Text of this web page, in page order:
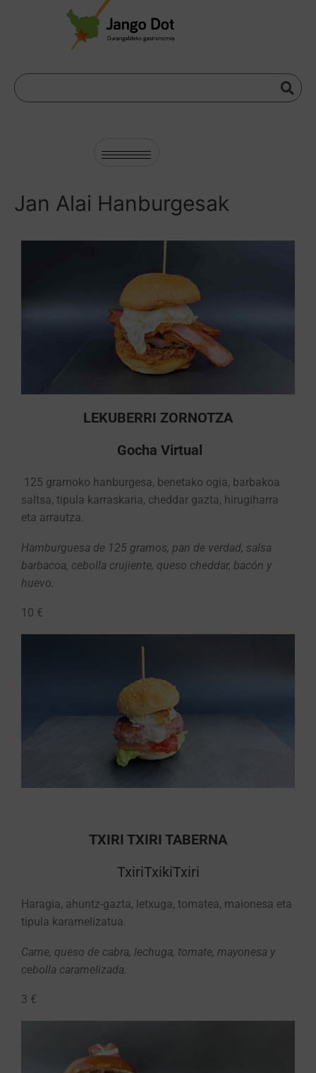
Jan Alai Hanburgesak
LEKUBERRI ZORNOTZA
Gocha Virtual
125 gramoko hanburgesa, benetako ogia, barbakoa
saltsa, tipula karraskaria, cheddar gazta, hirugiharra
eta arrautza.
Hamburguesa de 125 gramos, pan de verdad, salsa
barbacoa, cebolla crujiente, queso cheddar, bacón y
huevo.
10 €
TXIRI TXIRI TABERNA
TxiriTxikiTxiri
Haragia, ahuntz-gazta, letxuga, tomatea, maionesa eta
tipula karamelizatua.
Carne, queso de cabra, lechuga, tomate, mayonesa y
cebolla caramelizada.
3 €